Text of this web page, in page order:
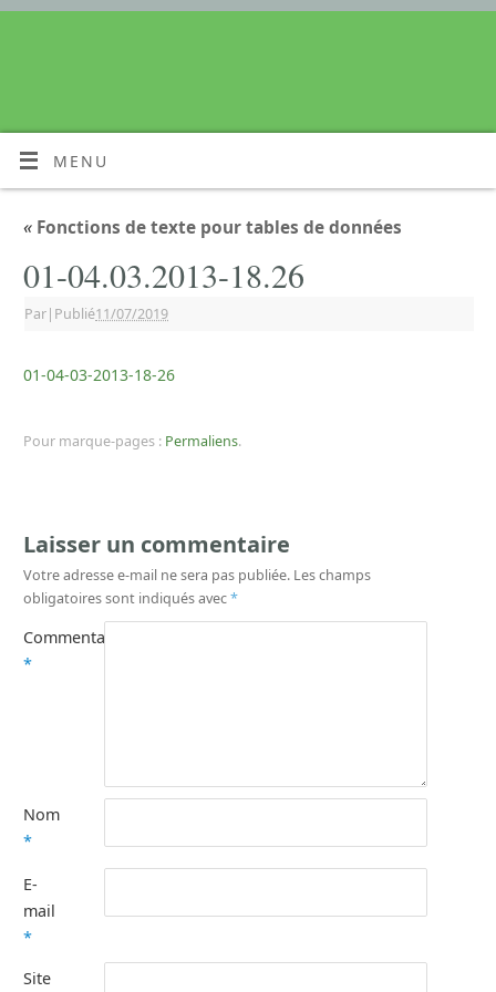
MENU
« Fonctions de texte pour tables de données
01-04.03.2013-18.26
Par| Publié11/07/2019
01-04-03-2013-18-26
Pour marque-pages : Permaliens.
Laisser un commentaire
Votre adresse e-mail ne sera pas publiée. Les champs
obligatoires sont indiqués avec*
Commentaire
*
Nom
*
E-
mail
*
Site